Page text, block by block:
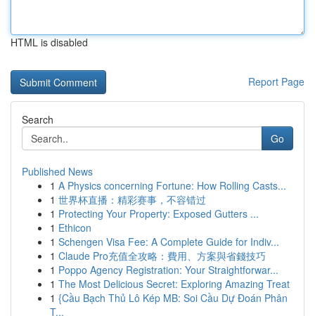
HTML is disabled
Report Page
Search
Go
Published News
1 A Physics concerning Fortune: How Rolling Casts...
1 世界杯直播：精彩赛事，不容错过
1 Protecting Your Property: Exposed Gutters ...
1 Ethicon
1 Schengen Visa Fee: A Complete Guide for Indiv...
1 Claude Pro充值全攻略：費用、方案與省錢技巧
1 Poppo Agency Registration: Your Straightforwar...
1 The Most Delicious Secret: Exploring Amazing Treat
1 {Cầu Bạch Thủ Lô Kép MB: Soi Cầu Dự Đoán Phân
T...